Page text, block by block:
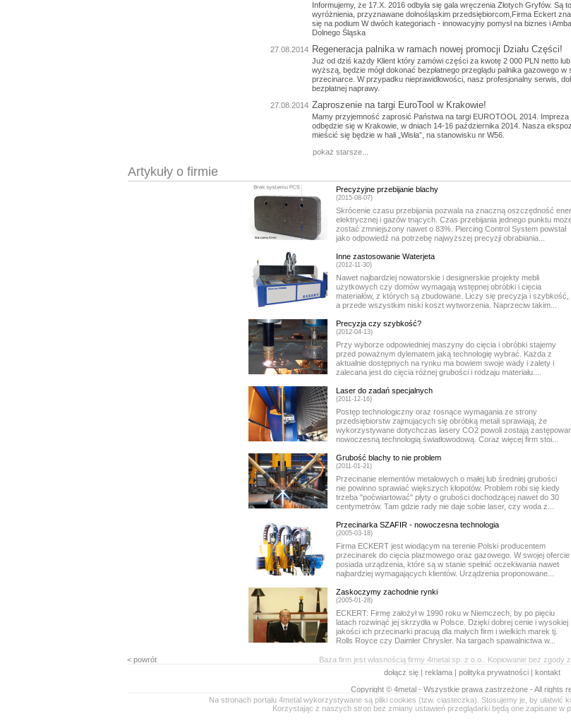
Informujemy, że 17.X. 2016 odbyła się gala wręczenia Złotych Gryfów. Są to
wyróżnienia, przyznawane dolnośląskim przedsiębiorcom,Firma Eckert
się na podium W dwóch kategoriach - innowacyjny pomysł na biznes i
Dolnego Śląska
27.08.2014 Regeneracja palnika w ramach nowej promocji Działu Części!
Już od dziś każdy Klient który zamówi części za kwotę 2 000 PLN netto lub
wyższą, będzie mógł dokonać bezpłatnego przeglądu palnika gazowego w
przecinarce. W przypadku nieprawidłowości, nasz profesjonalny serwis,
bezpłatnej naprawy.
27.08.2014 Zaproszenie na targi EuroTool w Krakowie!
Mamy przyjemność zaprosić Państwa na targi EUROTOOL 2014. Impreza
odbędzie się w Krakowie, w dniach 14-16 października 2014. Nasza
mieścić się będzie w hali „Wisła”, na stanowisku nr W56.
pokaż starsze...
Artykuły o firmie
Precyzyjne przebijanie blachy
(2015-08-07)
Skrócenie czasu przebijania pozwala na znaczną oszczędność
elektrycznej i gazów tnących. Czas przebijania jednego punktu
zostać zmniejszony nawet o 83%. Piercing Control System powstał
jako odpowiedź na potrzebę najwyższej precyzji obrabiania...
Inne zastosowanie Waterjeta
(2012-11-30)
Nawet najbardziej nowatorskie i designerskie projekty mebli
użytkowych czy domów wymagają wstępnej obróbki i cięcia
materiałów, z których są zbudowane. Liczy się precyzja i szybkość,
a przede wszystkim niski koszt wytworzenia. Naprzeciw takim...
Precyzja czy szybkość?
(2012-04-13)
Przy wyborze odpowiedniej maszyny do cięcia i obróbki stajemy
przed poważnym dylematem jaką technologię wybrać. Każda z
aktualnie dostępnych na rynku ma bowiem swoje wady i zalety i
zalecana jest do cięcia różnej grubości i rodzaju materiału....
Laser do zadań specjalnych
(2011-12-16)
Postęp technologiczny oraz rosnące wymagania ze strony
przedsiębiorstw zajmujących się obróbką metali sprawiają, że
wykorzystywane dotychczas lasery CO2 powoli zostają
nowoczesną technologią światłowodową. Coraz więcej firm stoi...
Grubość blachy to nie problem
(2011-01-21)
Przecinanie elementów metalowych o małej lub średniej grubości
nie powinno sprawiać większych kłopotów. Problem robi się kiedy
trzeba "poćwiartować" płyty o grubości dochodzącej nawet do 30
centymetrów. Tam gdzie rady nie daje sobie laser, czy woda z...
Przecinarka SZAFIR - nowoczesna technologia
(2005-03-18)
Firma ECKERT jest wiodącym na terenie Polski producentem
przecinarek do cięcia plazmowego oraz gazowego. W swojej ofercie
posiada urządzenia, które są w stanie spełnić oczekiwania nawet
najbardziej wymagających klientów. Urządzenia proponowane...
Zaskoczymy zachodnie rynki
(2005-01-28)
ECKERT: Firmę założył w 1990 roku w Niemczech, by po pięciu
latach rozwinąć jej skrzydła w Polsce. Dzięki dobrej cenie i wysokiej
jakości ich przecinarki pracują dla małych firm i wielkich marek tj.
Rolls Royce czy Daimler Chrysler. Na targach spawalnictwa w...
< powrót
Baza firm jest własnością firmy 4metal sp. z o.o.. Kopiowanie bez zgody
dołącz się | reklama | polityka prywatności | kontakt
Copyright © 4metal - Wszystkie prawa zastrzeżone - All rights
Na stronach portalu 4metal wykorzystywane są pliki cookies (tzw. ciasteczka). Stosujemy je, by ułatwić
Korzystając z naszych stron bez zmiany ustawień przeglądarki będą one zapisane w